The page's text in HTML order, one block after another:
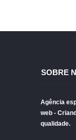
SOBRE
Agência
web -
qualidade.